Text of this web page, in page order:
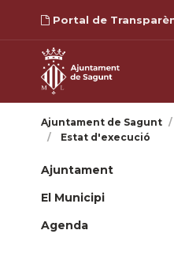
Portal de
Ajuntament de Sagunt
Estat d'execució
Ajuntament
El Municipi
Agenda